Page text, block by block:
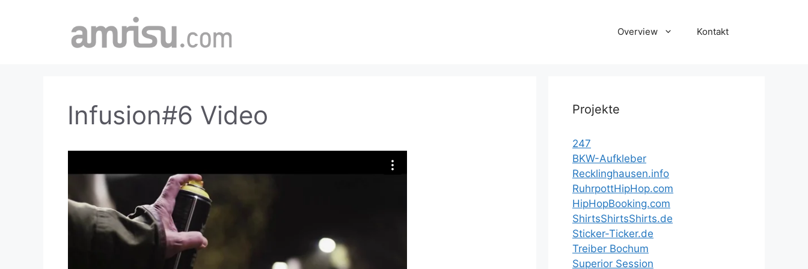
Overview Kontakt
Infusion#6 Video Projekte
247
BKW-Aufkleber
Recklinghausen.info
RuhrpottHipHop.com
HipHopBooking.com
ShirtsShirtsShirts.de
Sticker-Ticker.de
Treiber Bochum
Superior Session